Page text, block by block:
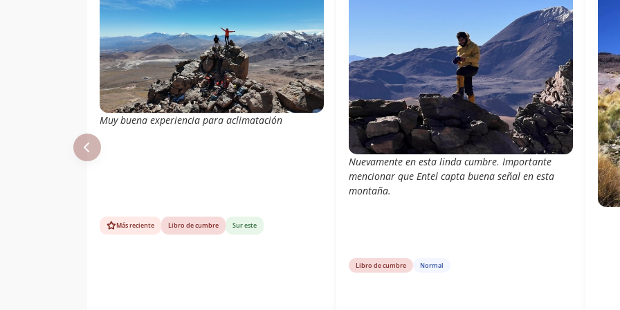
Muy buena experiencia para aclimatación
Más reciente Libro de cumbre Sur este
Nuevamente en esta linda cumbre. Importante
mencionar que Entel capta buena señal en esta
montaña.
Libro de cumbre Normal